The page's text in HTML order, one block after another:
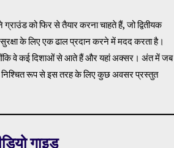
को फिर से तैयार करना चाहते हैं, जो द्वितीयक
के लिए एक ढाल प्रदान करने में मदद करता है।
वे कई दिशाओं से आते हैं और यहां अक्सर। अंत में जब
निश्चित रूप से इस तरह के लिए कुछ अवसर प्रस्तुत
गाइड